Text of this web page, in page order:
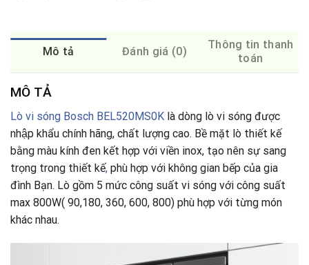
Mô tả Đánh giá (0)
Thông tin thanh
toán
MÔ TẢ
Lò vi sóng Bosch BEL520MS0K là dòng lò vi sóng được
nhập khẩu chính hãng, chất lượng cao. Bề mặt lò thiết kế
bằng màu kính đen kết hợp với viền inox, tạo nên sự sang
trọng trong thiết kế, phù hợp với không gian bếp của gia
đình Bạn. Lò gồm 5 mức công suất vi sóng với công suất
max 800W( 90,180, 360, 600, 800) phù hợp với từng món
khác nhau.